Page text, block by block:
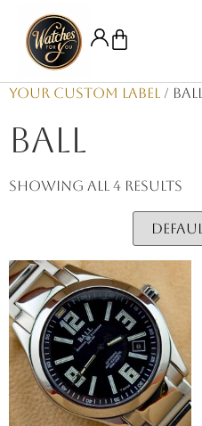
Your Custom Label / Ball
Ball
Showing all 4 results